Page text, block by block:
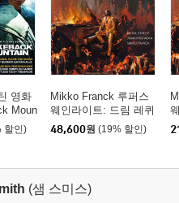
영화
Moun
P
[LP]
할인)
Mikko Franck 루퍼스
웨인라이트: 드림 레퀴
엠 (Rufus Wainwright:
Dream Requiem) [2LP]
48,600원 (19% 할인)
(샘 스미스)